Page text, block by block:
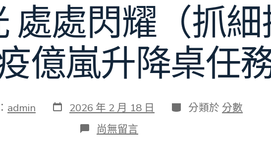
處處閃耀（抓
億嵐升降桌任務
admin 發
表
2026 年 2 月 18 日 分
類
分類於 分數
在
〈常
尚無留言